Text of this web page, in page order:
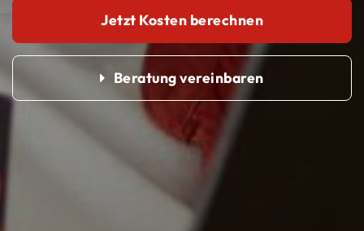
Jetzt Kosten berechnen
Beratung vereinbaren